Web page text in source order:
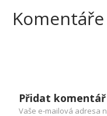
Komentáře
Přidat komentář
Vaše e-mailová adresa